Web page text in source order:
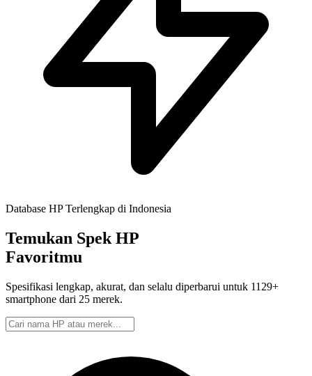
Database HP Terlengkap di Indonesia
Temukan Spek HP
Favoritmu
Spesifikasi lengkap, akurat, dan selalu diperbarui untuk 1129+
smartphone dari 25 merek.